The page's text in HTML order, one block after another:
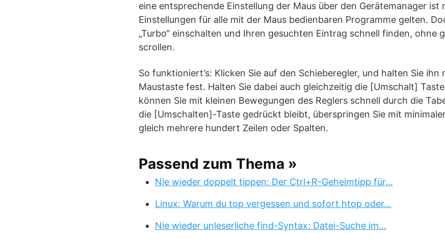
eine entsprechende Einstellung der Maus über den Gerätemanager ist
Einstellungen für alle mit der Maus bedienbaren Programme gelten.
„Turbo“ einschalten und Ihren gesuchten Eintrag schnell finden, ohne
scrollen.
So funktioniert’s: Klicken Sie auf den Schieberegler, und halten Sie
Maustaste fest. Halten Sie dabei auch gleichzeitig die [Umschalt]
können Sie mit kleinen Bewegungen des Reglers schnell durch die
die [Umschalten]-Taste gedrückt bleibt, überspringen Sie mit
gleich mehrere hundert Zeilen oder Spalten.
Passend zum Thema »
Nie wieder doppelt tippen: Der Ctrl+R-Geheimtipp für…
Linux: Warum du top vergessen und sofort htop oder…
Nie wieder unleserliche find-Syntax: Datei-Suche im…